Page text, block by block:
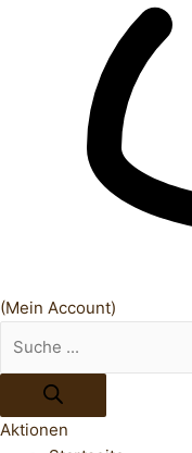
(Mein Account)
Aktionen